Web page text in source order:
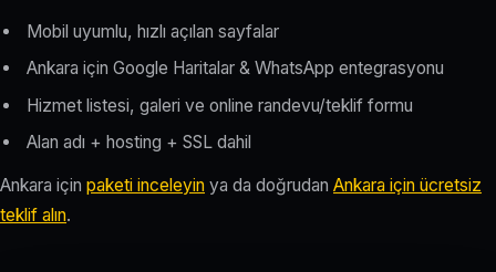
Mobil uyumlu, hızlı açılan sayfalar
Ankara için Google Haritalar & WhatsApp entegrasyonu
Hizmet listesi, galeri ve online randevu/teklif formu
Alan adı + hosting + SSL dahil
Ankara için paketi inceleyin ya da doğrudan Ankara için ücretsiz
teklif alın.